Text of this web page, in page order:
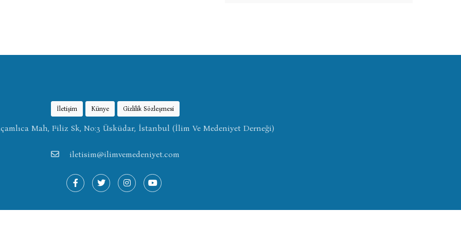
İletişim Künye Gizlilik Sözleşmesi
Mah, Filiz Sk, No:3 Üsküdar, İstanbul (İlim Ve Medeniyet Derneği)
iletisim@ilimvemedeniyet.com